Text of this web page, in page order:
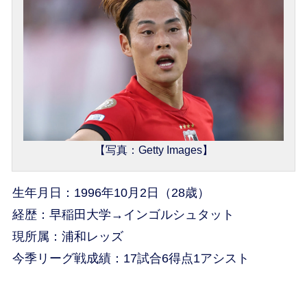
【写真：Getty Images】
生年月日：1996年10月2日（28歳）
経歴：早稲田大学→インゴルシュタット
現所属：浦和レッズ
今季リーグ戦成績：17試合6得点1アシスト